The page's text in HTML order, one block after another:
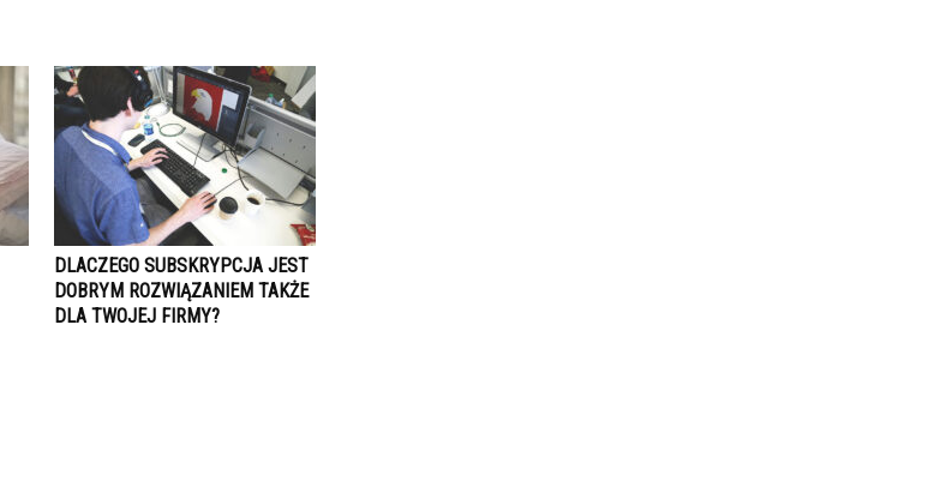
DLACZEGO SUBSKRYPCJA JEST
DOBRYM ROZWIĄZANIEM TAKŻE
DLA TWOJEJ FIRMY?